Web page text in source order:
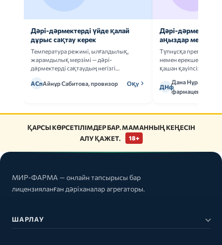
Дәрі-дәрмектерді үйде қалай
дұрыс сақтау керек
Температура режимі, ылғалдылық,
жарамдылық мерзімі — дәрі-
дәрмектерді сақтаудың негізгі
АСпАйнұр Сабитова, провизор Оқу
Дәрі-дәрмек
аңыздар мен
Түпнұсқа
немен ерекшеленеді
қашан қауіпсіз.
ДНф
Дана
фармацевт
ҚАРСЫ КӨРСЕТІЛІМДЕР БАР. МАМАННЫҢ КЕҢЕСІН
АЛУ ҚАЖЕТ.
18+
МИР-ФАРМА — онлайн тапсырысы бар
лицензияланған дәріханалар агрегаторы.
ШАРЛАУ